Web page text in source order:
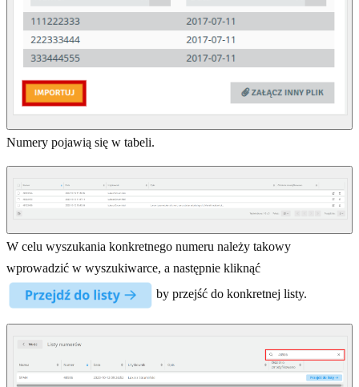
Numery pojawią się w tabeli.
W celu wyszukania konkretnego numeru należy takowy
wprowadzić w wyszukiwarce, a następnie kliknąć
by przejść do konkretnej listy.